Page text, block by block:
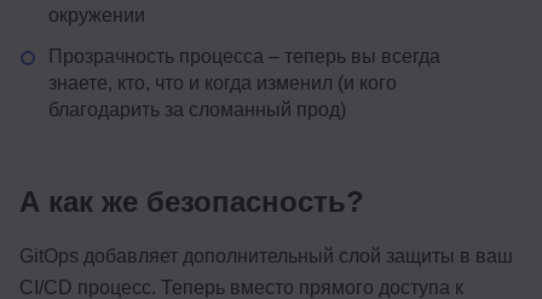
окружении
Прозрачность процесса – теперь вы всегда
знаете, кто, что и когда изменил (и кого
благодарить за сломанный прод)
А как же безопасность?
GitOps добавляет дополнительный слой защиты в ваш
CI/CD процесс. Теперь вместо прямого доступа к